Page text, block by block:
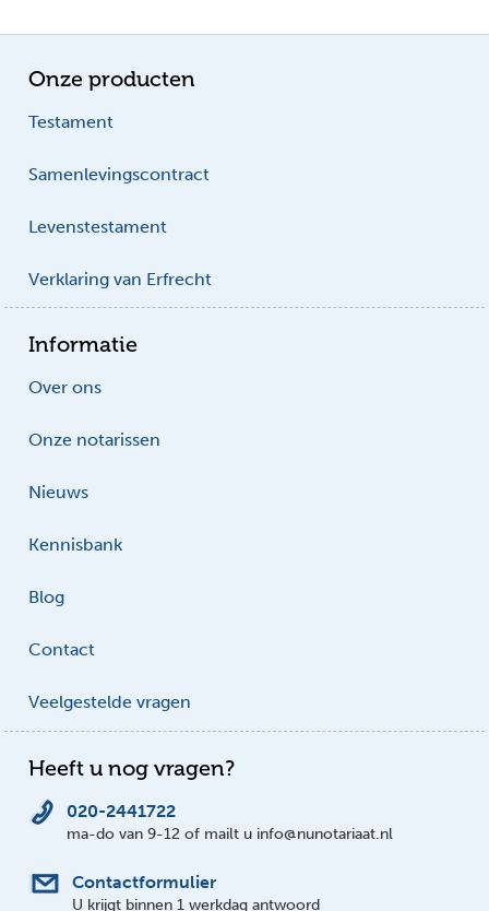
Onze producten
Testament
Samenlevingscontract
Levenstestament
Verklaring van Erfrecht
Informatie
Over ons
Onze notarissen
Nieuws
Kennisbank
Blog
Contact
Veelgestelde vragen
Heeft u nog vragen?
020-2441722
ma-do van 9-12 of mailt u info@nunotariaat.nl
Contactformulier
U krijgt binnen 1 werkdag antwoord